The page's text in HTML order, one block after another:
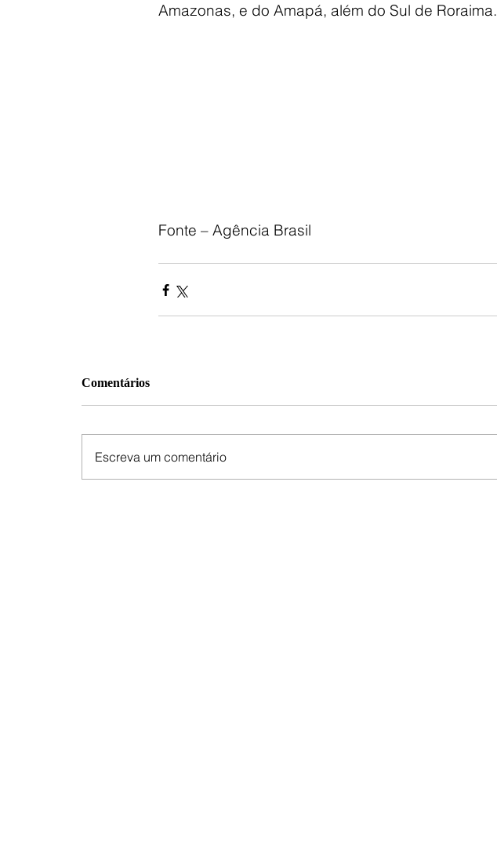
Amazonas, e do Amapá, além do Sul de Roraima.
Fonte – Agência Brasil
Comentários
Escreva um comentário